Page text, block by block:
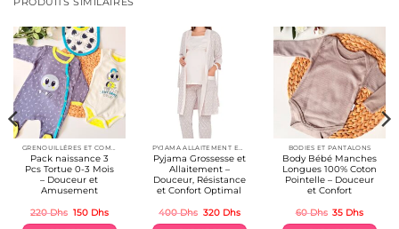
GRENOUILLÉRES ET COMBINAISONS COTON 👶
Pack naissance 3
Pcs Tortue 0-3 Mois
– Douceur et
Amusement
220Dhs Le
150 DhsLe
PYJAMA ALLAITEMENT ET GROSSESSE
Pyjama Grossesse et
Allaitement –
Douceur, Résistance
et Confort Optimal
400Dhs Le
320 DhsLe
BODIES ET PANTALONS
Body Bébé Manches
Longues 100% Coton
Pointelle – Douceur
et Confort
60Dhs Le
35 DhsLe